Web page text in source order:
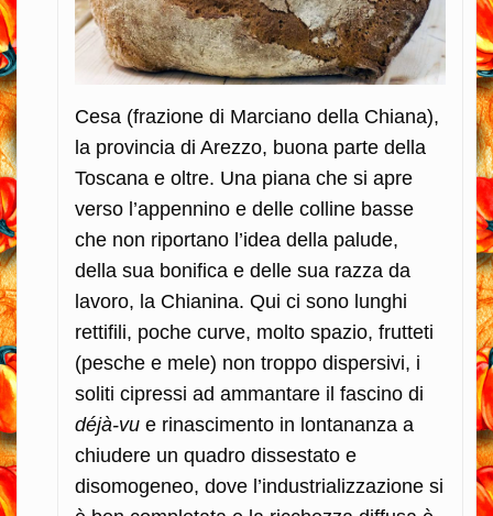
Cesa (frazione di Marciano della Chiana),
la provincia di Arezzo, buona parte della
Toscana e oltre. Una piana che si apre
verso l’appennino e delle colline basse
che non riportano l’idea della palude,
della sua bonifica e delle sua razza da
lavoro, la Chianina. Qui ci sono lunghi
rettifili, poche curve, molto spazio, frutteti
(pesche e mele) non troppo dispersivi, i
soliti cipressi ad ammantare il fascino di
déjà-vu e rinascimento in lontananza a
chiudere un quadro dissestato e
disomogeneo, dove l’industrializzazione si